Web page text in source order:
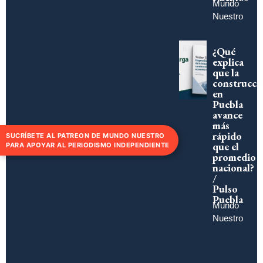
la
mirada
Mundo
Nuestro
¿Qué
explica
que la
en
Puebla
avance
más
rápido
que el
promedio
nacional?
/
SUCRÍBETE AL PATREON DE MUNDO NUESTRO
PARA APOYAR AL PERIODISMO INDEPENDIENTE